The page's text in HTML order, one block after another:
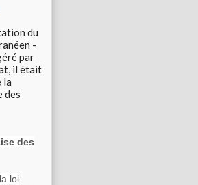
du
-
par
il était
la
des
des
loi